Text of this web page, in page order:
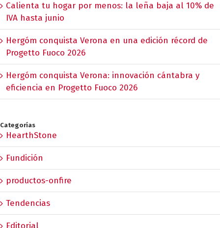
Calienta tu hogar por menos: la leña baja al 10% de
IVA hasta junio
Hergóm conquista Verona en una edición récord de
Progetto Fuoco 2026
Hergóm conquista Verona: innovación cántabra y
eficiencia en Progetto Fuoco 2026
Categorías
HearthStone
Fundición
productos-onfire
Tendencias
Editorial